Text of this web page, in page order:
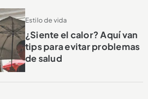
Estilo de vida
¿Siente el calor? Aquí van
tips para evitar problemas
de salud